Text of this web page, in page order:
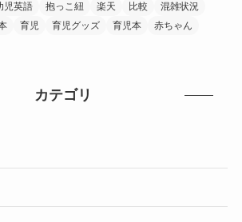
児英語 抱っこ紐 楽天 比較
混雑状況
育児 育児グッズ 育児本
赤ちゃん
カテゴリ